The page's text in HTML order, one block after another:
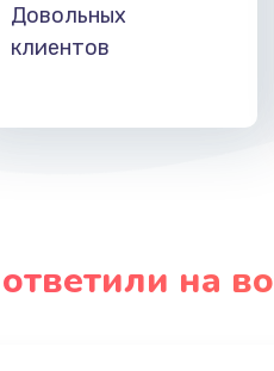
Довольных
клиентов
на